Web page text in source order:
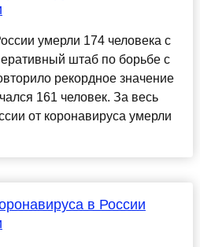
умерли 174 человека с
штаб по борьбе с
рекордное значение
161 человек. За весь
от коронавируса умерли
в России